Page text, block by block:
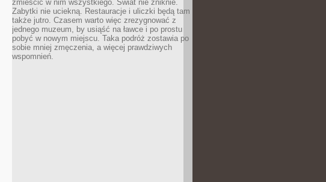
zmieścić w nim wszystkiego. Świat nie zniknie.
Zabytki nie uciekną. Restauracje i uliczki będą tam
także jutro. Czasem warto więc zrezygnować z
jednego muzeum, by usiąść na ławce i po prostu
pobyć w nowym miejscu. Taka podróż zostawia po
sobie mniej zmęczenia, a więcej prawdziwych
wspomnień.